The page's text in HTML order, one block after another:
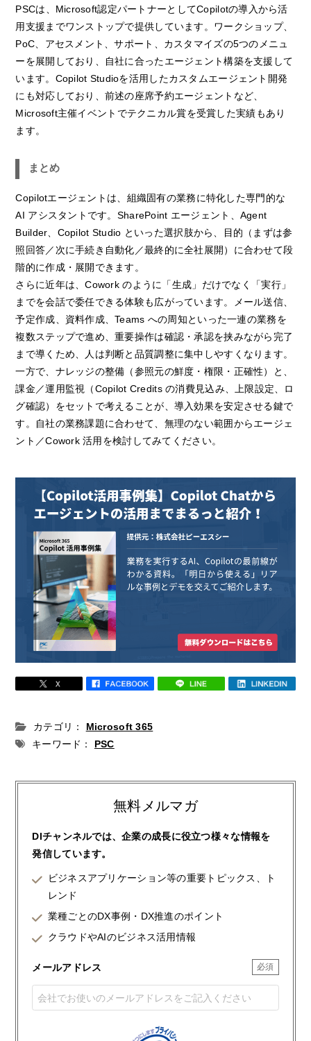
PSCは、Microsoft認定パートナーとしてCopilotの導入から活
用支援までワンストップで提供しています。ワークショップ、
PoC、アセスメント、サポート、カスタマイズの5つのメニュ
ーを展開しており、自社に合ったエージェント構築を支援して
います。Copilot Studioを活用したカスタムエージェント開発
にも対応しており、前述の座席予約エージェントなど、
Microsoft主催イベントでテクニカル賞を受賞した実績もあり
ます。
まとめ
Copilotエージェントは、組織固有の業務に特化した専門的な
AI アシスタントです。SharePoint エージェント、Agent
Builder、Copilot Studio といった選択肢から、目的（まずは参
照回答／次に手続き自動化／最終的に全社展開）に合わせて段
階的に作成・展開できます。
さらに近年は、Cowork のように「生成」だけでなく「実行」
までを会話で委任できる体験も広がっています。メール送信、
予定作成、資料作成、Teams への周知といった一連の業務を
複数ステップで進め、重要操作は確認・承認を挟みながら完了
まで導くため、人は判断と品質調整に集中しやすくなります。
一方で、ナレッジの整備（参照元の鮮度・権限・正確性）と、
課金／運用監視（Copilot Credits の消費見込み、上限設定、ロ
グ確認）をセットで考えることが、導入効果を安定させる鍵で
す。自社の業務課題に合わせて、無理のない範囲からエージェ
ント／Cowork 活用を検討してみてください。
カテゴリ：
Microsoft 365
キーワード：
PSC
無料メルマガ
DIチャンネルでは、企業の成長に役立つ様々な情報を
発信しています。
ビジネスアプリケーション等の重要トピックス、ト
レンド
業種ごとのDX事例・DX推進のポイント
クラウドやAIのビジネス活用情報
メールアドレス